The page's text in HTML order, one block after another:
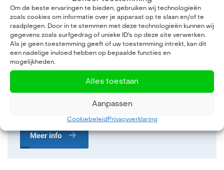
Om de beste ervaringen te bieden, gebruiken wij technologieën
zoals cookies om informatie over je apparaat op te slaan en/of te
raadplegen. Door in te stemmen met deze technologieën kunnen wij
gegevens zoals surfgedrag of unieke ID's op deze site verwerken.
Als je geen toestemming geeft of uw toestemming intrekt, kan dit
een nadelige invloed hebben op bepaalde functies en
mogelijkheden.
Alles toestaan
Aanpassen
Cookiebeleid Privacyverklaring
Junior Low Code Developer (Thinkwise)
Meer info